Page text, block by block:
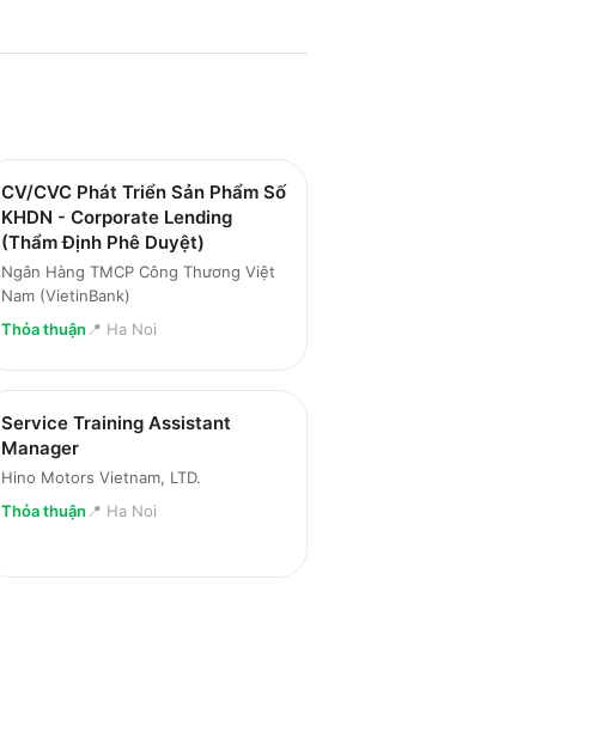
CV/CVC Phát Triển Sản Phẩm Số
KHDN - Corporate Lending
(Thẩm Định Phê Duyệt)
Ngân Hàng TMCP Công Thương Việt
Nam (VietinBank)
Thỏa thuận 📍 Ha Noi
Service Training Assistant
Manager
Hino Motors Vietnam, LTD.
Thỏa thuận 📍 Ha Noi